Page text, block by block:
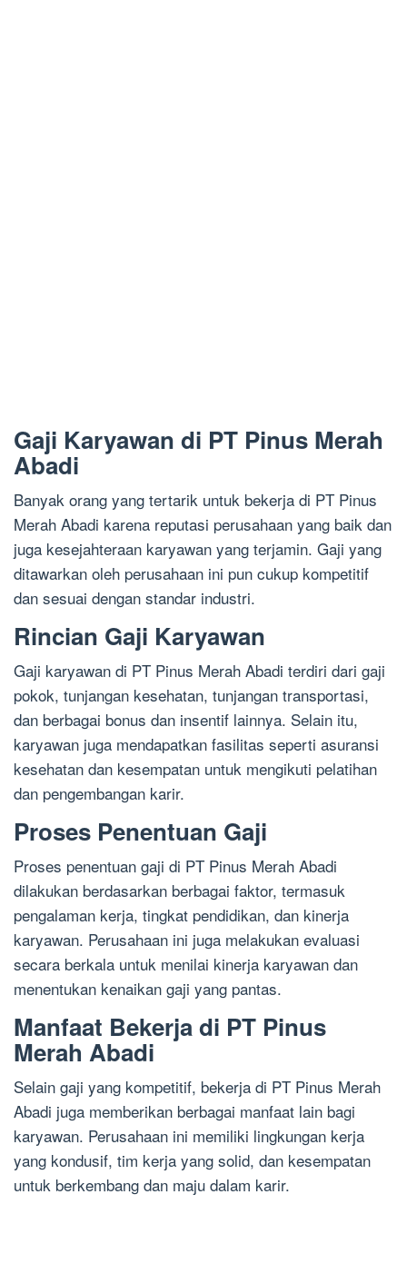
Gaji Karyawan di PT Pinus Merah
Abadi
Banyak orang yang tertarik untuk bekerja di PT Pinus
Merah Abadi karena reputasi perusahaan yang baik dan
juga kesejahteraan karyawan yang terjamin. Gaji yang
ditawarkan oleh perusahaan ini pun cukup kompetitif
dan sesuai dengan standar industri.
Rincian Gaji Karyawan
Gaji karyawan di PT Pinus Merah Abadi terdiri dari gaji
pokok, tunjangan kesehatan, tunjangan transportasi,
dan berbagai bonus dan insentif lainnya. Selain itu,
karyawan juga mendapatkan fasilitas seperti asuransi
kesehatan dan kesempatan untuk mengikuti pelatihan
dan pengembangan karir.
Proses Penentuan Gaji
Proses penentuan gaji di PT Pinus Merah Abadi
dilakukan berdasarkan berbagai faktor, termasuk
pengalaman kerja, tingkat pendidikan, dan kinerja
karyawan. Perusahaan ini juga melakukan evaluasi
secara berkala untuk menilai kinerja karyawan dan
menentukan kenaikan gaji yang pantas.
Manfaat Bekerja di PT Pinus
Merah Abadi
Selain gaji yang kompetitif, bekerja di PT Pinus Merah
Abadi juga memberikan berbagai manfaat lain bagi
karyawan. Perusahaan ini memiliki lingkungan kerja
yang kondusif, tim kerja yang solid, dan kesempatan
untuk berkembang dan maju dalam karir.